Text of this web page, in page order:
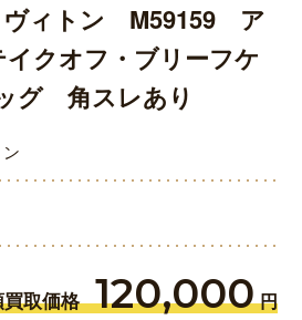
ヴィトン M59159 ア
クオフ・ブリーフケ
グ 角スレあり
取価格 120,000 円